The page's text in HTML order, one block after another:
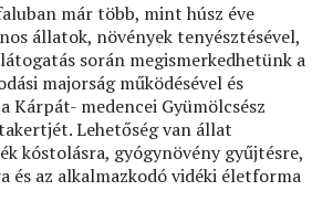
már több, mint húsz éve
állatok, növények tenyésztésével,
során megismerkedhetünk a
majorság működésével és
Kárpát- medencei Gyümölcsész
Lehetőség van állat
kóstolásra, gyógynövény gyűjtésre,
és az alkalmazkodó vidéki életforma